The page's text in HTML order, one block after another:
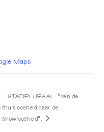
Maps
STADPLURAAL: “van de
thuisloosheid naar de
showloosheid”.